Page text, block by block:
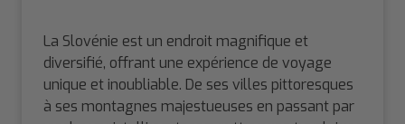
La Slovénie est un endroit magnifique et
diversifié, offrant une expérience de voyage
unique et inoubliable. De ses villes pittoresques
à ses montagnes majestueuses en passant par